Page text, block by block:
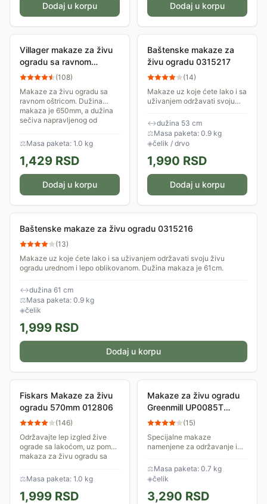
Dodaj u korpu Dodaj u korpu
Villager makaze za živu
ogradu sa ravnom
oštricom 023313
(108)
Makaze za živu ogradu sa
ravnom oštricom. Dužina
makaza je 650mm, a dužina
sečiva napravljenog od
proizvoda se može...
⚖Masa paketa: 1.0 kg
1,429 RSD
Dodaj u korpu
Baštenske makaze za
živu ogradu 0315217
(14)
Makaze uz koje ćete lako i sa
uživanjem održavati svoju
oblikovanom. Dužina makaza
je 53cm. Sečivo makaza je
izrađeno od...
↔dužina 53 cm
⚖Masa paketa: 0.9 kg
◈čelik / drvo
1,990 RSD
Dodaj u korpu
Baštenske makaze za živu ogradu 0315216
(13)
Makaze uz koje ćete lako i sa uživanjem održavati svoju živu
ogradu urednom i lepo oblikovanom. Dužina makaza je 61cm.
↔dužina 61 cm
⚖Masa paketa: 0.9 kg
◈čelik
1,999 RSD
Dodaj u korpu
Fiskars Makaze za živu
ogradu 570mm 012806
(146)
Održavajte lep izgled žive
ograde sa lakoćom, uz pomoć
makaza za živu ogradu sa
Vašu snagu pri sečenju.
Težina im je...
⚖Masa paketa: 1.0 kg
1,999 RSD
Makaze za živu ogradu
Greenmill UP0085T
Titanium (15)
Specijalne makaze
namenjene za održavanje i
Oštrica je izrađena od čelika
visokog kvaliteta, prekrivena
titanijumskim slojem...
⚖Masa paketa: 0.7 kg
◈čelik
3,290 RSD